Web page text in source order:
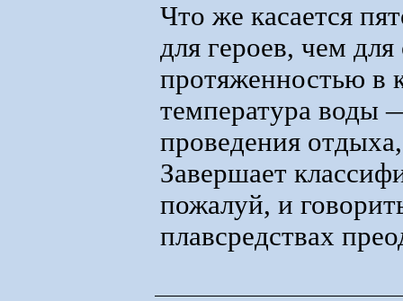
Что же касается
для героев, чем
протяженностью в
температура воды
проведения
Завершает
пожалуй, и
плавсредствах